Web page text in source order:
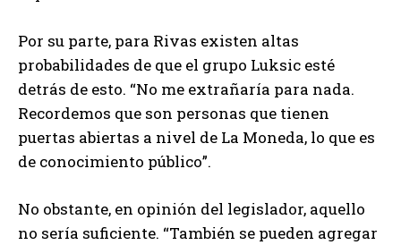
Por su parte, para Rivas existen altas
probabilidades de que el grupo Luksic esté
detrás de esto. “No me extrañaría para nada.
Recordemos que son personas que tienen
puertas abiertas a nivel de La Moneda, lo que es
de conocimiento público”.
No obstante, en opinión del legislador, aquello
no sería suficiente. “También se pueden agregar